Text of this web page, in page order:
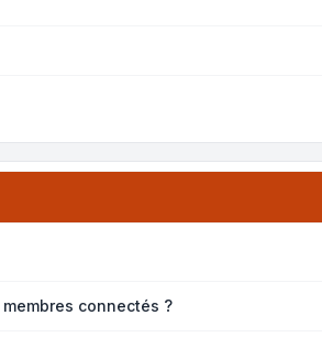
connectés ?